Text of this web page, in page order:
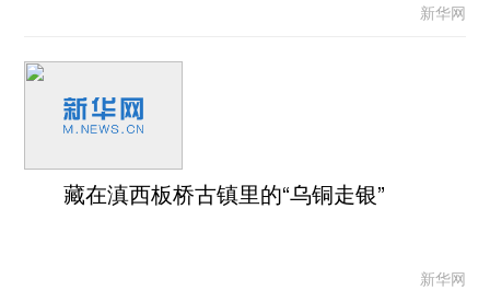
新华网
藏在滇西板桥古镇里的“乌铜走银”
新华网